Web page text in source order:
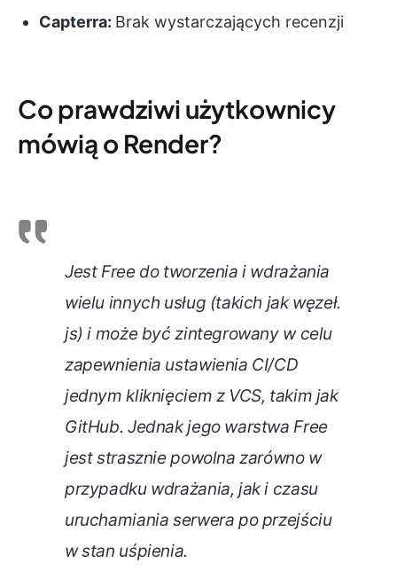
Capterra: Brak wystarczających recenzji
Co prawdziwi użytkownicy
mówią o Render?
Jest Free do tworzenia i wdrażania
wielu innych usług (takich jak węzeł.
js) i może być zintegrowany w celu
zapewnienia ustawienia CI/CD
jednym kliknięciem z VCS, takim jak
GitHub. Jednak jego warstwa Free
jest strasznie powolna zarówno w
przypadku wdrażania, jak i czasu
uruchamiania serwera po przejściu
w stan uśpienia.